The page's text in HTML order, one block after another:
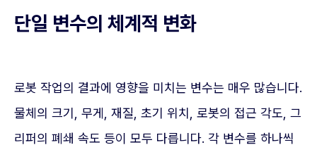
단일 변수의 체계적 변화
로봇 작업의 결과에 영향을 미치는 변수는 매우 많습니다.
물체의 크기, 무게, 재질, 초기 위치, 로봇의 접근 각도, 그
리퍼의 폐쇄 속도 등이 모두 다릅니다. 각 변수를 하나씩